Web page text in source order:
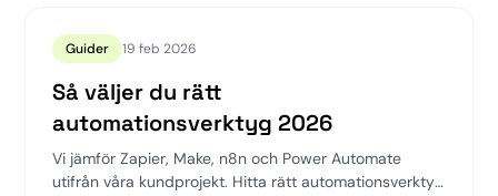
Guider 19 feb 2026
Så väljer du rätt
automationsverktyg 2026
Vi jämför Zapier, Make, n8n och Power Automate
utifrån våra kundprojekt. Hitta rätt automationsverktyg